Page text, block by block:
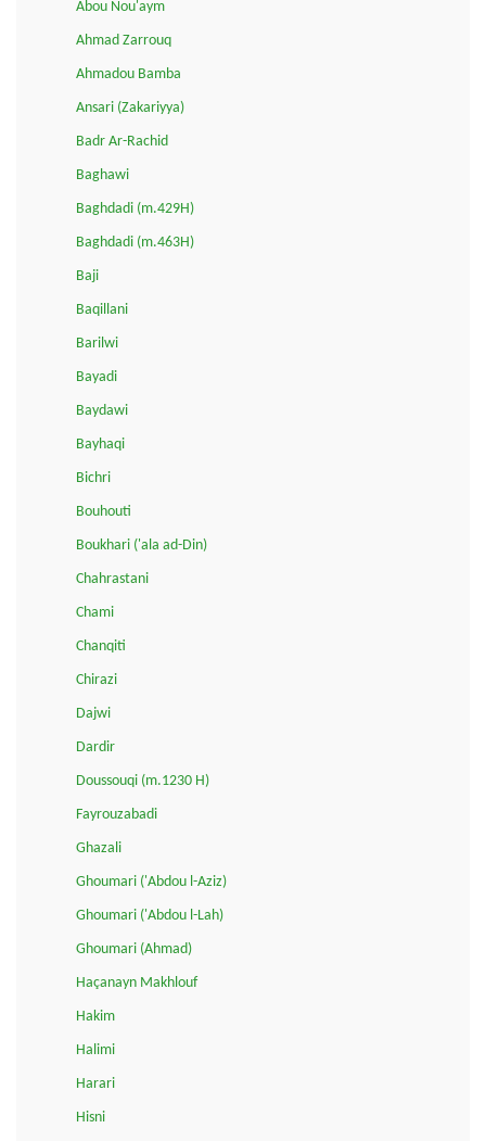
Abou Nou'aym
Ahmad Zarrouq
Ahmadou Bamba
Ansari (Zakariyya)
Badr Ar-Rachid
Baghawi
Baghdadi (m.429H)
Baghdadi (m.463H)
Baji
Baqillani
Barilwi
Bayadi
Baydawi
Bayhaqi
Bichri
Bouhouti
Boukhari ('ala ad-Din)
Chahrastani
Chami
Chanqiti
Chirazi
Dajwi
Dardir
Doussouqi (m.1230 H)
Fayrouzabadi
Ghazali
Ghoumari ('Abdou l-Aziz)
Ghoumari ('Abdou l-Lah)
Ghoumari (Ahmad)
Haçanayn Makhlouf
Hakim
Halimi
Harari
Hisni